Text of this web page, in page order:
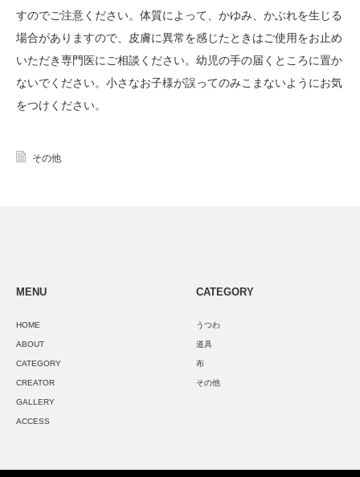
すのでご注意ください。体質によって、かゆみ、かぶれを生じる
場合がありますので、皮膚に異常を感じたときはご使用をお止め
いただき専門医にご相談ください。幼児の手の届くところに置か
ないでください。小さなお子様が誤ってのみこまないようにお気
をつけください。
その他
MENU
HOME
ABOUT
CATEGORY
CREATOR
GALLERY
ACCESS
CATEGORY
うつわ
道具
布
その他